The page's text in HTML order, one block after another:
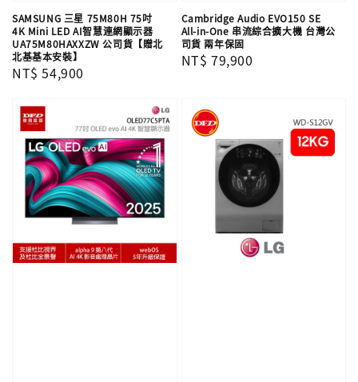
SAMSUNG 三星 75M80H 75吋
4K Mini LED AI智慧連網顯示器
UA75M80HAXXZW 公司貨【贈北
北基基本安裝】
Regular
NT$ 54,900
Cambridge Audio EVO150 SE
All-in-One 串流綜合擴大機 台灣公
司貨 兩年保固
Regular
NT$ 79,900